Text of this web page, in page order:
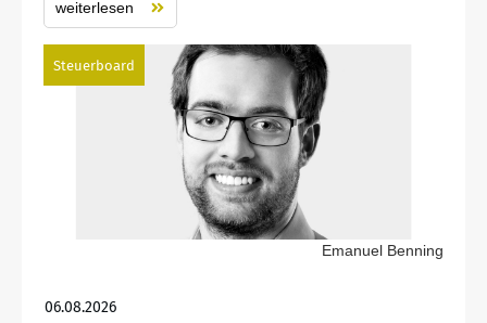
weiterlesen
Steuerboard
Emanuel Benning
06.08.2026